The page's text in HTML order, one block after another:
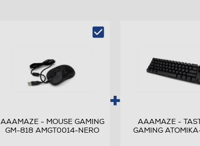
AAAMAZE - MOUSE GAMING
GM-818 AMGT0014-NERO
AAAMAZE -
GAMING